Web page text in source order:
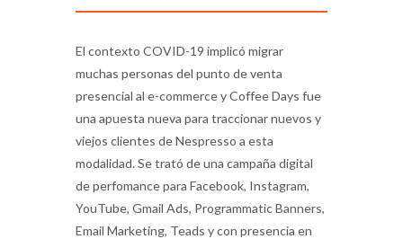
El contexto COVID-19 implicó migrar
muchas personas del punto de venta
presencial al e-commerce y Coffee Days fue
una apuesta nueva para traccionar nuevos y
viejos clientes de Nespresso a esta
modalidad. Se trató de una campaña digital
de perfomance para Facebook, Instagram,
YouTube, Gmail Ads, Programmatic Banners,
Email Marketing, Teads y con presencia en